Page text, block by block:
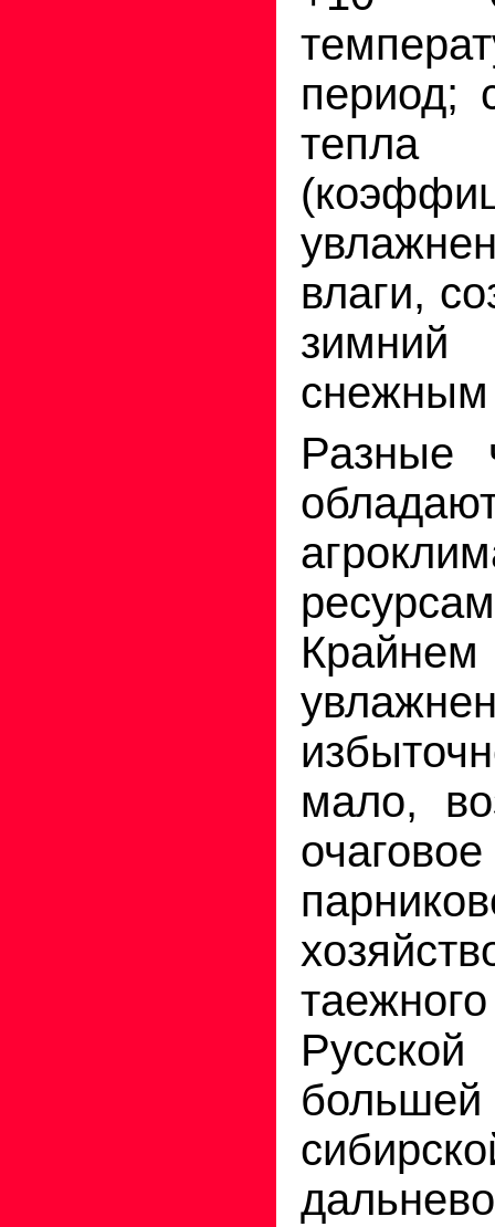
период;
влаги,
снежным
Разные
мало,